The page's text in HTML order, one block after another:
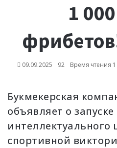
1
09.09.2025 92 Время чтения
Букмекерская
объявляет о
интеллектуального
спортивной